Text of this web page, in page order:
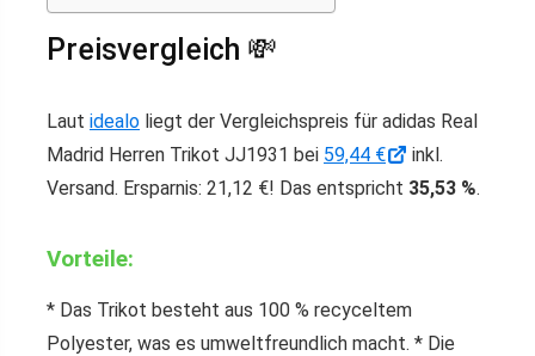
Preisvergleich 💸
Laut idealo liegt der Vergleichspreis für adidas Real
Madrid Herren Trikot JJ1931 bei 59,44 €
inkl.
Versand. Ersparnis: 21,12 €! Das entspricht 35,53 %.
Vorteile:
* Das Trikot besteht aus 100 % recyceltem
Polyester, was es umweltfreundlich macht. * Die